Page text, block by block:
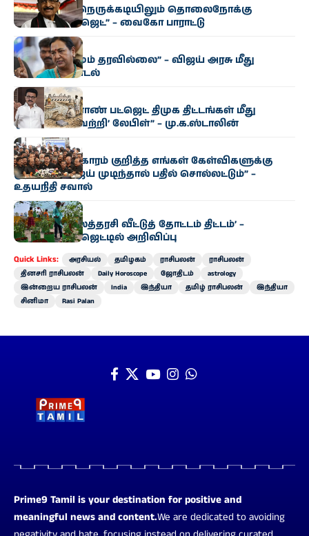
“மிகுந்த நிதி நெருக்கடியிலும் தொலைநோக்கு
வேளாண் பட்ஜெட்” – வைகோ பாராட்டு
அரசியல்
“எந்த மாற்றமும் தரவில்லை” – விஜய் அரசு மீது
பிரேமலதா சாடல்
அரசியல்
“தமிழக வேளாண் பட்ஜெட் திமுக திட்டங்கள் மீது
ஒட்டப்பட்ட ‘வெற்றி’ லேபிள்” – மு.க.ஸ்டாலின்
அரசியல்
“காவிரி விவகாரம் குறித்த எங்கள் கேள்விகளுக்கு
முதல்வர் விஜய் முடிந்தால் பதில் சொல்லட்டும்” –
உதயநிதி சவால்
அரசியல்
‘வெற்றி இல்லத்தரசி வீட்டுத் தோட்டம் திட்டம்’ –
வேளாண் பட்ஜெட்டில் அறிவிப்பு
Quick Links: அரசியல் தமிழகம் ராசிபலன்
ராசிபலன்
தினசரி ராசிபலன்
Daily Horoscope ஜோதிடம்
astrology
இன்றைய ராசிபலன்
India இந்தியா தமிழ் ராசிபலன்
இந்தியா
சினிமா
Rasi Palan
Prime9 Tamil is your destination for positive and
meaningful news and content.We are dedicated to avoiding